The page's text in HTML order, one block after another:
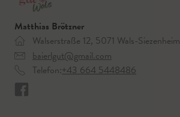
Matthias Brötzner
Walserstraße 12, 5071 Wals-Siezenheim
baierlgut@gmail.com
Telefon:+43 664 5448486